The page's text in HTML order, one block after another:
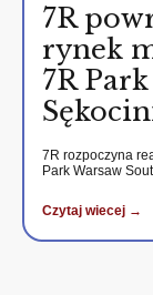
7R
rynek
7R
7R rozpoczyna
Park Warsaw
Czytaj wiecej →